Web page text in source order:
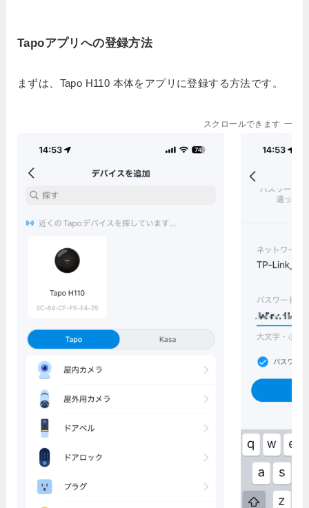
Tapoアプリへの登録方法
まずは、Tapo H110 本体をアプリに登録する方法です。
スクロールできます